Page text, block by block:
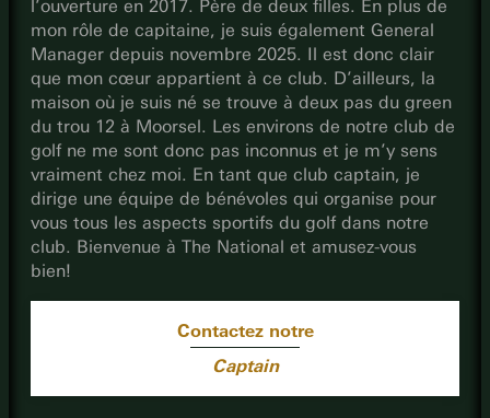
l’ouverture en 2017. Père de deux filles. En plus de
mon rôle de capitaine, je suis également General
Manager depuis novembre 2025. Il est donc clair
que mon cœur appartient à ce club. D’ailleurs, la
maison où je suis né se trouve à deux pas du green
du trou 12 à Moorsel. Les environs de notre club de
golf ne me sont donc pas inconnus et je m’y sens
vraiment chez moi. En tant que club captain, je
dirige une équipe de bénévoles qui organise pour
vous tous les aspects sportifs du golf dans notre
club. Bienvenue à The National et amusez-vous
bien!
Contactez notre
Captain